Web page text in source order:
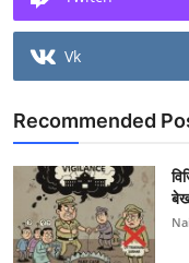
Vk
Recommended